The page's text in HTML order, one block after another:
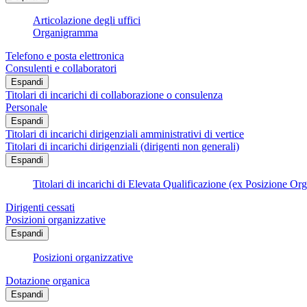
Articolazione degli uffici
Organigramma
Telefono e posta elettronica
Consulenti e collaboratori
Espandi
Titolari di incarichi di collaborazione o consulenza
Personale
Espandi
Titolari di incarichi dirigenziali amministrativi di vertice
Titolari di incarichi dirigenziali (dirigenti non generali)
Espandi
Titolari di incarichi di Elevata Qualificazione (ex Posizione
Dirigenti cessati
Posizioni organizzative
Espandi
Posizioni organizzative
Dotazione organica
Espandi